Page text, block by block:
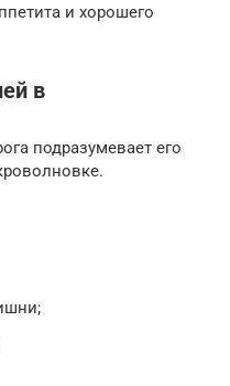
и хорошего
в
подразумевает его